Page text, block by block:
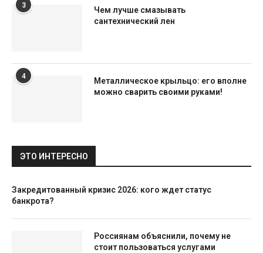
3
Чем лучше смазывать
сантехнический лен
4
Металлическое крыльцо: его вполне
можно сварить своими руками!
ЭТО ИНТЕРЕСНО
Закредитованный кризис 2026: кого ждет статус
банкрота?
Россиянам объяснили, почему не
стоит пользоваться услугами